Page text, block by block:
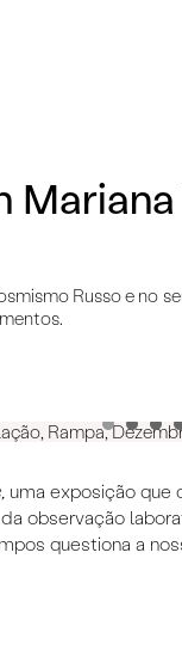
Mariana
Russo e
Rampa,
uma exposição que
observação
questiona a